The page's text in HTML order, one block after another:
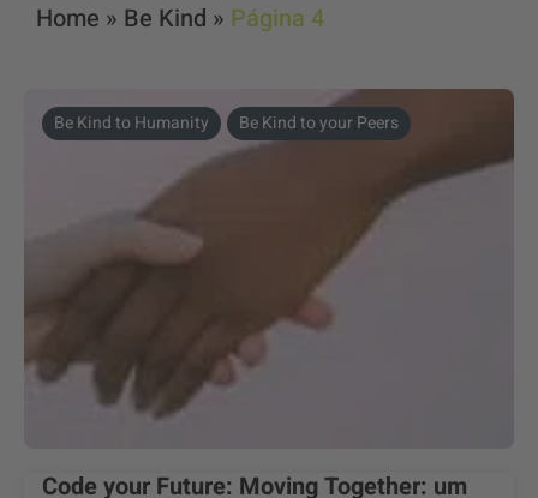
Home » Be Kind » Página 4
Be Kind to Humanity Be Kind to your Peers
Code your Future: Moving Together: um